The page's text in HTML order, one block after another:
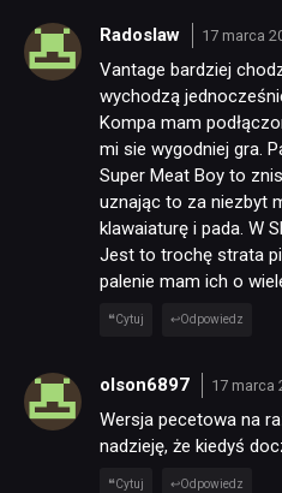
Radoslaw 17 marca
Vantage bardziej
wychodzą
Kompa mam
mi sie wygodniej gra.
Super Meat Boy to
uznając to za niezbyt
klawaiaturę i pada. W
Jest to trochę strata
palenie mam ich o
Cytuj Odpowiedz
olson6897 17 marca
Wersja pecetowa na
nadzieję, że kiedyś
Cytuj Odpowiedz